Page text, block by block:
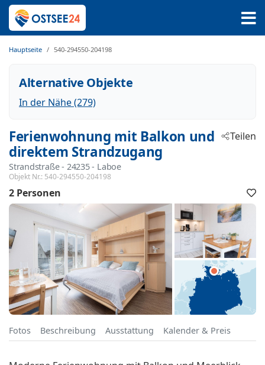
Hauptseite 540-294550-204198
Alternative Objekte
In der Nähe (279)
Ferienwohnung mit Balkon und
direktem Strandzugang
Strandstraße - 24235 - Laboe
Objekt Nr.: 540-294550-204198
Teilen
2 Personen
Fotos Beschreibung Ausstattung Kalender & Preis